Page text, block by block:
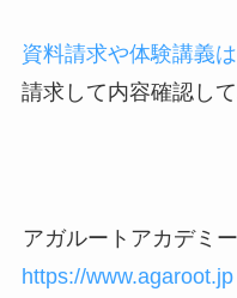
資料請求や体験講義
請求して内容確認し
アガルートアカデミー
https://www.agaroot.jp